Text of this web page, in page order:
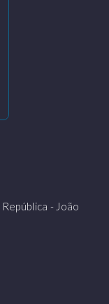
- João